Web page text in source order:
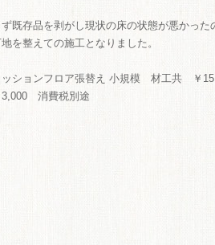
ず既存品を剥がし現状の床の状態が悪かった
を整えての施工となりました。
ッションフロア張替え 小規模 材工共 ￥
3,000 消費税別途